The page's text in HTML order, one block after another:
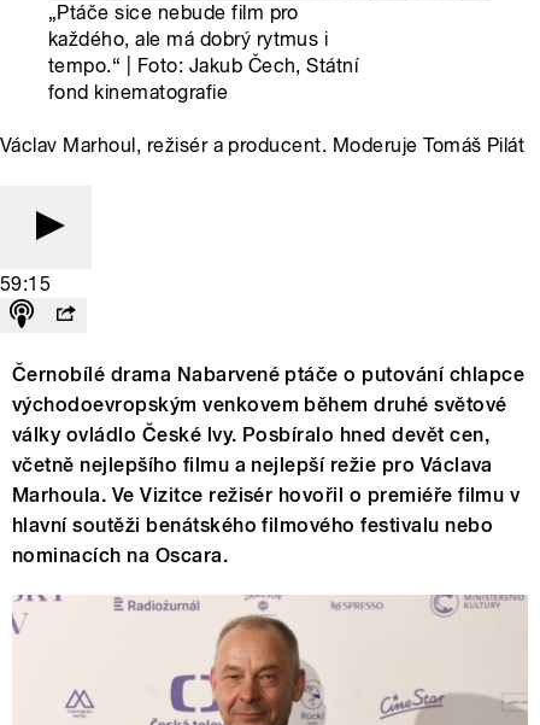
„Ptáče sice nebude film pro
každého, ale má dobrý rytmus i
tempo.“ | Foto: Jakub Čech, Státní
fond kinematografie
Václav Marhoul, režisér a producent. Moderuje Tomáš Pilát
59:15
Černobílé drama Nabarvené ptáče o putování chlapce
východoevropským venkovem během druhé světové
války ovládlo České lvy. Posbíralo hned devět cen,
včetně nejlepšího filmu a nejlepší režie pro Václava
Marhoula. Ve Vizitce režisér hovořil o premiéře filmu v
hlavní soutěži benátského filmového festivalu nebo
nominacích na Oscara.